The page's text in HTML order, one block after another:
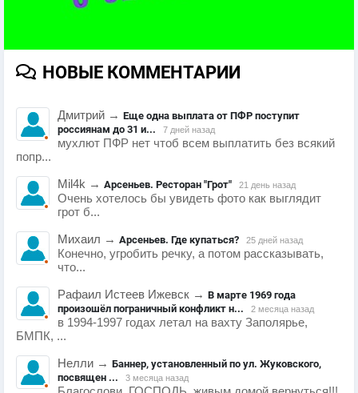
НОВЫЕ КОММЕНТАРИИ
Дмитрий → Еще одна выплата от ПФР поступит
россиянам до 31 и...
7 дней назад
мухлют ПФР нет чтоб всем выплатить без всякий
попр...
Mil4k → Арсеньев. Ресторан "Грот" 21 день назад
Очень хотелось бы увидеть фото как выглядит
грот б...
Михаил → Арсеньев. Где купаться? 25 дней назад
Конечно, угробить речку, а потом рассказывать,
что...
Рафаил Истеев Ижевск → В марте 1969 года
произошёл пограничный конфликт н...
2 месяца назад
в 1994-1997 годах летал на вахту Заполярье,
БМПК, ...
Нелли → Баннер, установленный по ул. Жуковского,
посвящен ...
3 месяца назад